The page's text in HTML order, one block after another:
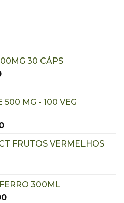
30 CÁPS
500 MG - 100 VEG
FRUTOS VERMELHOS
300ML